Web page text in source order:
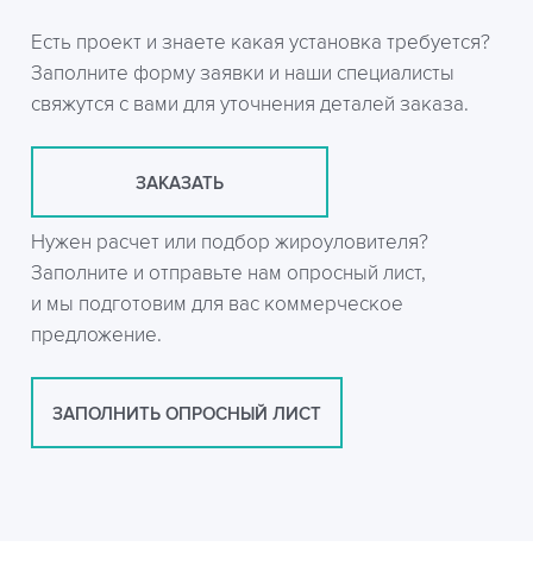
Есть проект и знаете какая установка требуется?
Заполните форму заявки и наши специалисты
свяжутся с вами для уточнения деталей заказа.
ЗАКАЗАТЬ
Нужен расчет или подбор жироуловителя?
Заполните и отправьте нам опросный лист,
и мы подготовим для вас коммерческое
предложение.
ЗАПОЛНИТЬ ОПРОСНЫЙ ЛИСТ